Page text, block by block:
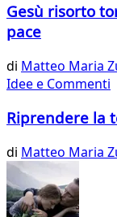
Gesù risorto
pace
di Matteo Maria
Idee e Commenti
Riprendere la
di Matteo Maria